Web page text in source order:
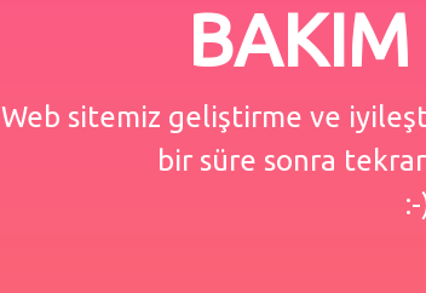
Web sitemiz geliştirme ve
bir süre sonra